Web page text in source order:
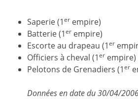
Saperie (1er empire)
Batterie (1er empire)
Escorte au drapeau (1er
Officiers à cheval (1er empire)
Pelotons de Grenadiers (1er
Données en date du 30/04/